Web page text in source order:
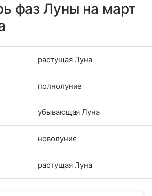
фаз Луны на март
растущая Луна
полнолуние
убывающая Луна
новолуние
растущая Луна